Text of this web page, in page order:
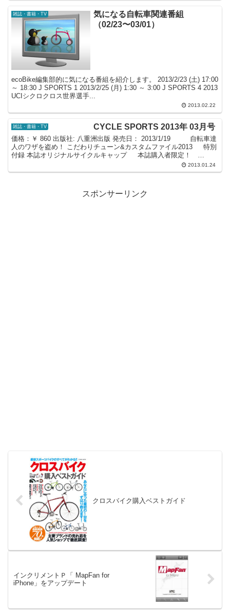
雑誌・書籍・TV
気になる自転車関連番組
（02/23〜03/01）
ecoBike編集部的に気になる番組を紹介します。 2013/2/23 (土) 17:00
～ 18:30 J SPORTS 1 2013/2/25 (月) 1:30 ～ 3:00 J SPORTS 4 2013
UCIシクロクロス世界選手...
2013.02.22
雑誌・書籍・TV CYCLE SPORTS 2013年 03月号
価格：￥ 860 出版社: 八重洲出版 発売日： 2013/1/19 自転車達
人のワザを盗め！ こだわりチューン&カスタムファイル2013 特別
付録 本誌オリジナルサイクルキャップ 本誌購入者限定！
2013.01.24
スポンサーリンク
クロスバイク購入ベストガイド
インクリメントＰ「 MapFan for
iPhone」をアップデート